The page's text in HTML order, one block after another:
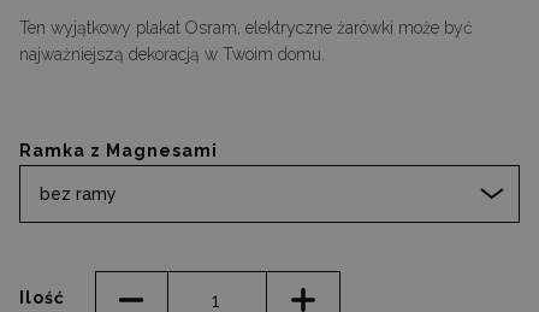
Ten wyjątkowy plakat Osram, elektryczne żarówki może być
najważniejszą dekoracją w Twoim domu.
Ramka z Magnesami
bez ramy
Ilość